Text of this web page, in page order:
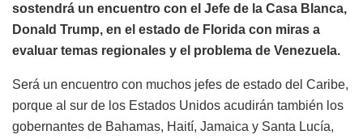
sostendrá un encuentro con el Jefe de la Casa Blanca,
Donald Trump, en el estado de Florida con miras a
evaluar temas regionales y el problema de Venezuela.
Será un encuentro con muchos jefes de estado del Caribe,
porque al sur de los Estados Unidos acudirán también los
gobernantes de Bahamas, Haití, Jamaica y Santa Lucía,